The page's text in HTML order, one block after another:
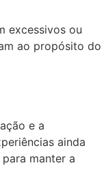
excessivos ou
ao propósito do
e a
ainda
manter a